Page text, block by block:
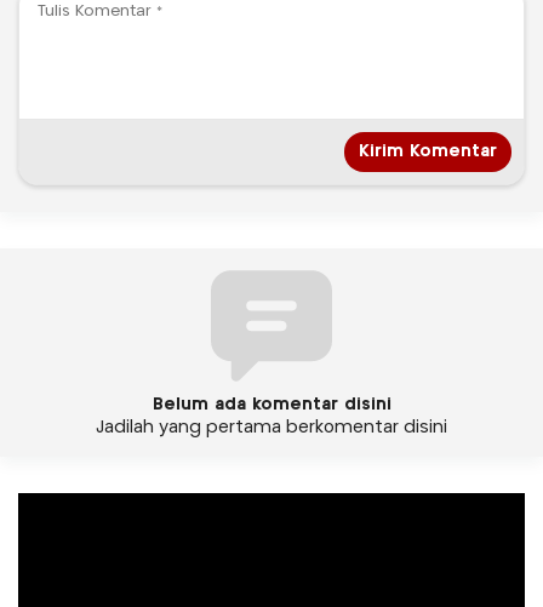
Belum ada komentar disini
Jadilah yang pertama berkomentar disini